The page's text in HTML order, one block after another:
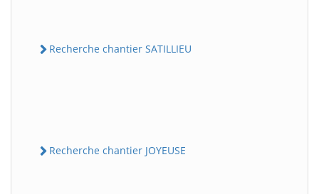
Recherche chantier SATILLIEU
Recherche chantier JOYEUSE